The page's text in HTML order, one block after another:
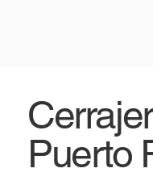
Puerto